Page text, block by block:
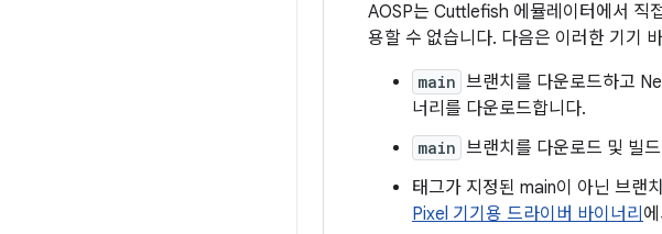
AOSP는 Cuttlefish 에뮬레이터에서 직
용할 수 없습니다. 다음은 이러한 기기
main 브랜치를 다운로드하고
너리를 다운로드합니다.
main 브랜치를 다운로드 및 빌
태그가 지정된 main이 아닌 브랜
Pixel 기기용 드라이버 바이너리